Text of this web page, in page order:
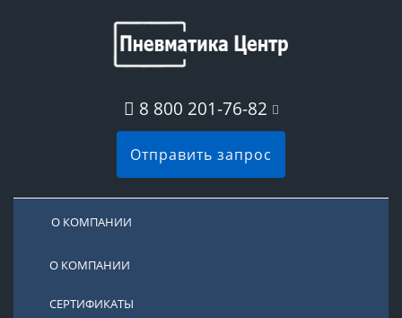
8 800 201-76-82
Отправить запрос
О КОМПАНИИ
О КОМПАНИИ
СЕРТИФИКАТЫ